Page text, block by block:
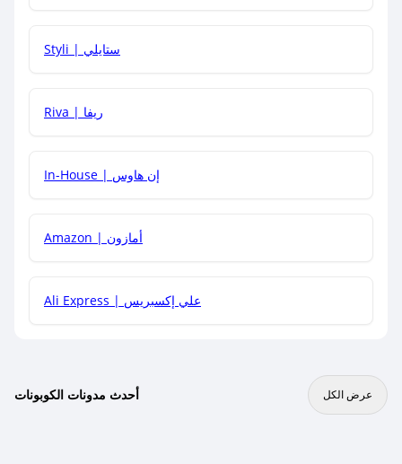
هل يمكنني جمع كود خصم مع العروض الأخرى؟
Styli | ستايلي
Riva | ريفا
In-House | إن هاوس
Amazon | أمازون
Ali Express | علي إكسبريس
أحدث مدونات الكوبونات عرض الكل